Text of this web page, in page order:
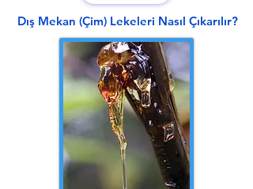
Dış Mekan (Çim) Lekeleri Nasıl Çıkarılır?